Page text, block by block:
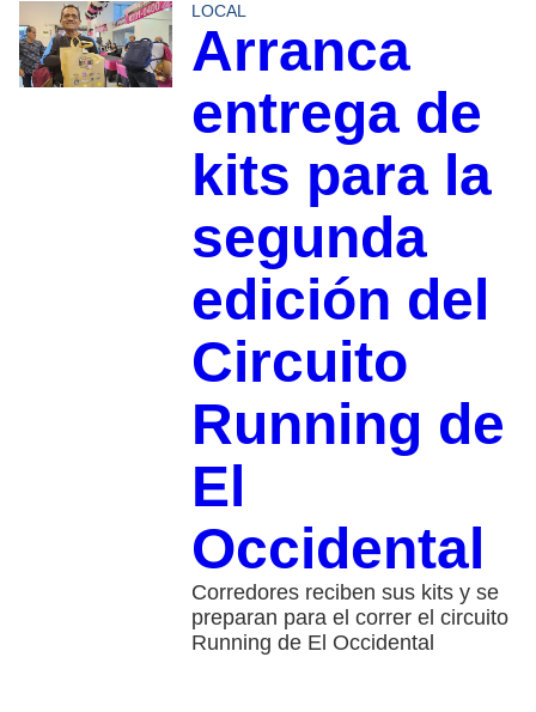
LOCAL
Arranca
entrega de
kits para la
segunda
edición del
Circuito
Running de
El
Occidental
Corredores reciben sus kits y se
preparan para el correr el circuito
Running de El Occidental